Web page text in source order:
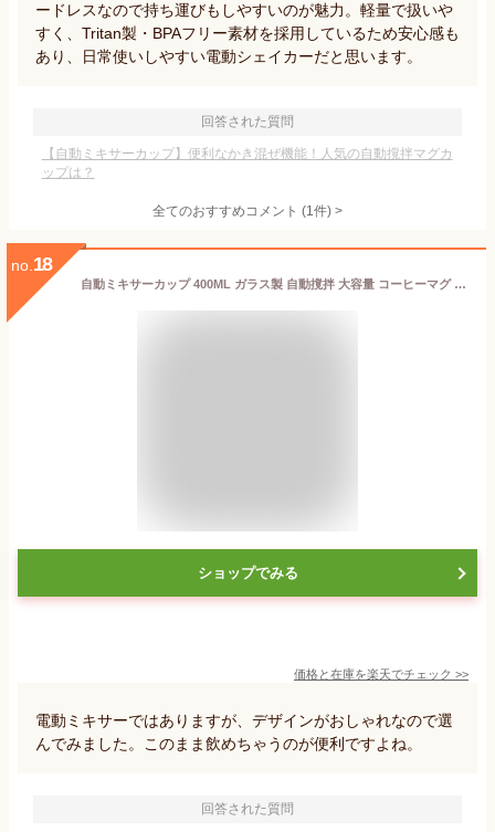
ードレスなので持ち運びもしやすいのが魅力。軽量で扱いや
すく、Tritan製・BPAフリー素材を採用しているため安心感も
あり、日常使いしやすい電動シェイカーだと思います。
回答された質問
【自動ミキサーカップ】便利なかき混ぜ機能！人気の自動撹拌マグカ
ップは？
全てのおすすめコメント (1件) >
no. 18
自動ミキサーカップ 400ML ガラス製 自動撹拌 大容量 コーヒーマグ シェーカーボトル マグカップ コーヒーミキサー 電動攪拌カップ 蓋付き 漏れ防止 ハンドル付き 防水 オフィス 家庭用 送料無料
ショップでみる
価格と在庫を楽天でチェック >>
電動ミキサーではありますが、デザインがおしゃれなので選
んでみました。このまま飲めちゃうのが便利ですよね。
回答された質問